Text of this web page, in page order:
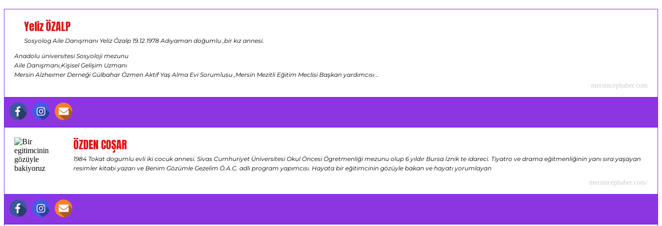
Yeliz ÖZALP
Sosyolog Aile Danışmanı Yeliz Özalp 19.12.1978 Adıyaman doğumlu ,bir kız annesi.
Anadolu üniversitesi Sosyoloji mezunu
Aile Danışmanı,Kişisel Gelişim Uzmanı
Mersin Alzheımer Derneği Gülbahar Özmen Aktif Yaş Alma Evi Sorumlusu ,Mersin Mezitli Eğitim Meclisi Başkan yardımcısı ..
mersincephaber.com
ÖZDEN COŞAR
1984 Tokat dogumlu evli iki cocuk annesi. Sivas Cumhuriyet Üniversitesi Okul Öncesi Ögretmenliği mezunu olup 6 yıldır Bursa İznik te idareci. Tiyatro ve drama eğitmenliğinin yanı sıra yaşayan
resimler kitabi yazarı ve Benim Gözümle Gezelim Ö.A.C. adlı program yapımcısı. Hayata bir eğitimcinin gözüyle bakan ve hayatı yorumlayan
mersincephaber.com/